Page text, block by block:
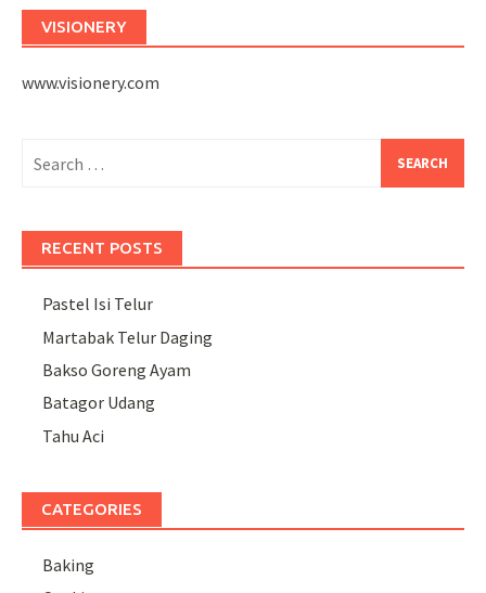
VISIONERY
www.visionery.com
for:
RECENT POSTS
Pastel Isi Telur
Martabak Telur Daging
Bakso Goreng Ayam
Batagor Udang
Tahu Aci
CATEGORIES
Baking